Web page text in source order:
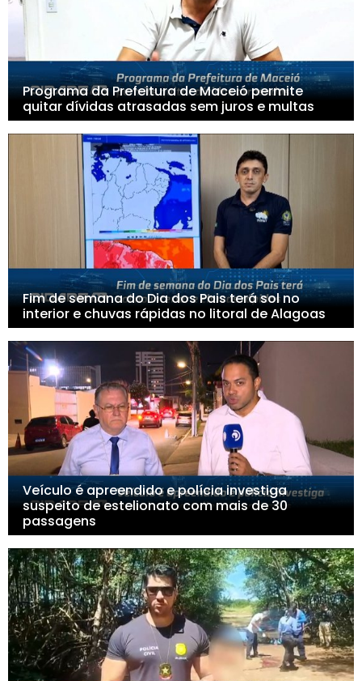
Programa da Prefeitura de Maceió permite
quitar dívidas atrasadas sem juros e multas
Fim de semana do Dia dos Pais terá sol no
interior e chuvas rápidas no litoral de Alagoas
Veículo é apreendido e polícia investiga
suspeito de estelionato com mais de 30
passagens